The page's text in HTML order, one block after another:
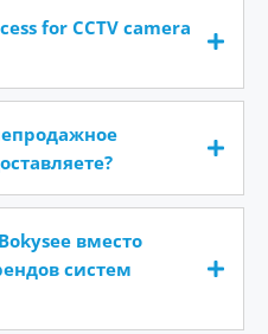
for CCTV camera
вместо
систем